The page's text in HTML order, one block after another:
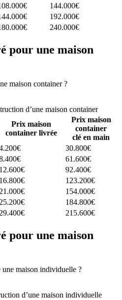
144.000€
192.000€
240.000€
pour une maison
maison container ?
d’une maison container
Prix maison
container livrée
Prix maison
container
clé en main
30.800€
61.600€
12.600€
92.400€
16.800€
123.200€
21.000€
154.000€
25.200€
184.800€
29.400€ 215.600€
pour une maison
une maison individuelle ?
d’une maison individuelle